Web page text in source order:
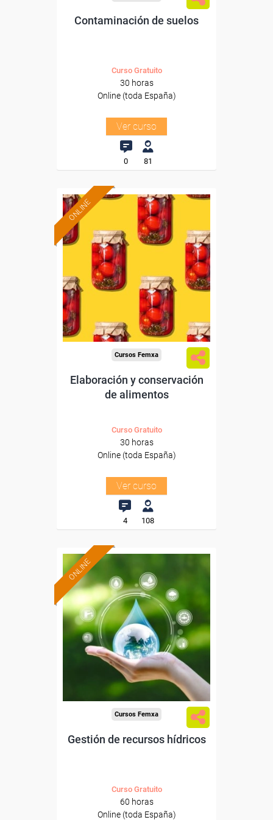
Contaminación de suelos
Curso Gratuito
30 horas
Online (toda España)
Ver curso
0 81
ONLINE
Formación 100%
subvencionada.
Para desempleados,
trabajadores y autónomos.
Sector
-Agricultura y Ganadería.
Cursos Femxa
Elaboración y conservación
de alimentos
Curso Gratuito
30 horas
Online (toda España)
Ver curso
4 108
ONLINE
Formación 100%
subvencionada.
Para desempleados,
trabajadores y autónomos.
Sector
-Agricultura y Ganadería.
Cursos Femxa
Gestión de recursos hídricos
Curso Gratuito
60 horas
Online (toda España)